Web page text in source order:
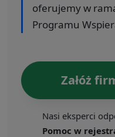
oferujemy w
Programu
Załóż
Nasi eksperci
Pomoc w